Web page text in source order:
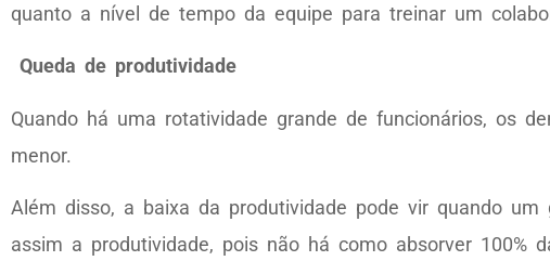
quanto a nível de tempo da equipe para treinar um
Queda de produtividade
Quando há uma rotatividade grande de funcionários, os
menor.
Além disso, a baixa da produtividade pode vir quando
assim a produtividade, pois não há como absorver 100%